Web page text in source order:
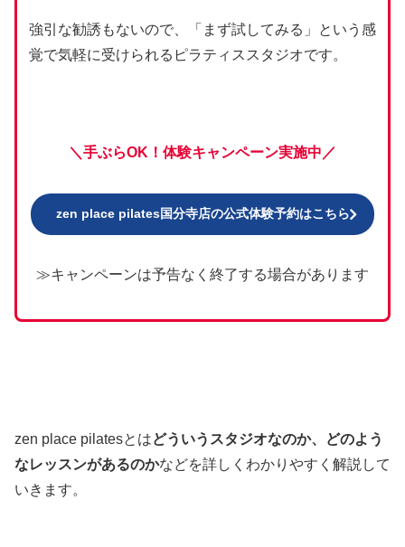
強引な勧誘もないので、「まず試してみる」という感
覚で気軽に受けられるピラティススタジオです。
＼手ぶらOK！体験キャンペーン実施中／
zen place pilates国分寺店の公式体験予約はこちら
≫キャンペーンは予告なく終了する場合があります
zen place pilatesとはどういうスタジオなのか、どのよう
なレッスンがあるのかなどを詳しくわかりやすく解説して
いきます。